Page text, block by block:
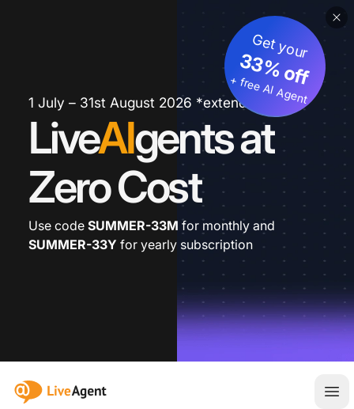
1 July – 31st August 2026 *extended
LiveAIgents at
Zero Cost
Get your
33% off
+ free AI Agent
Use code SUMMER-33M for monthly and
SUMMER-33Y for yearly subscription
:site.title